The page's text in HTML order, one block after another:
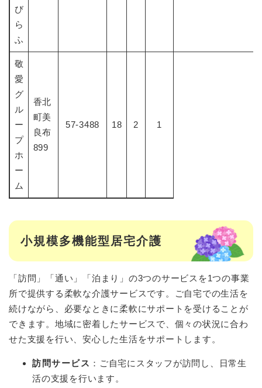
び
ら
ふ
敬
愛
グ
ル
ー
プ
ホ
ー
ム
香北
町美
良布
899
57-3488 18 2 1
小規模多機能型居宅介護
「訪問」「通い」「泊まり」の3つのサービスを1つの事業
所で提供する柔軟な介護サービスです。ご自宅での生活を
続けながら、必要なときに柔軟にサポートを受けることが
できます。地域に密着したサービスで、個々の状況に合わ
せた支援を行い、安心した生活をサポートします。
訪問サービス ：ご自宅にスタッフが訪問し、日常生
活の支援を行います。